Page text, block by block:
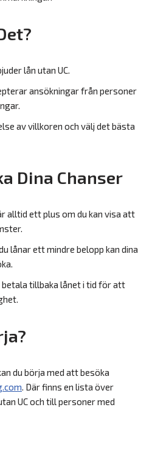
lån utan UC.
ansökningar från personer
av villkoren och välj det bästa
Dina Chanser
alltid ett plus om du kan visa att
lånar ett mindre belopp kan dina
tillbaka lånet i tid för att
du börja med att besöka
. Där finns en lista över
UC och till personer med